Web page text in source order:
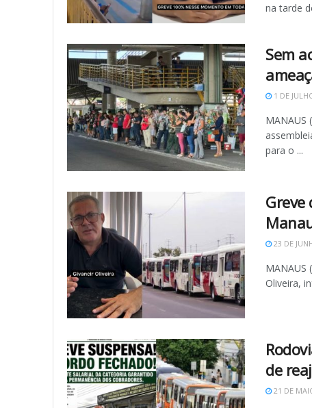
na tarde
Sem
1 DE
MANAUS
para o ...
Greve
23 DE
MANAUS
Oliveira,
de
21 DE